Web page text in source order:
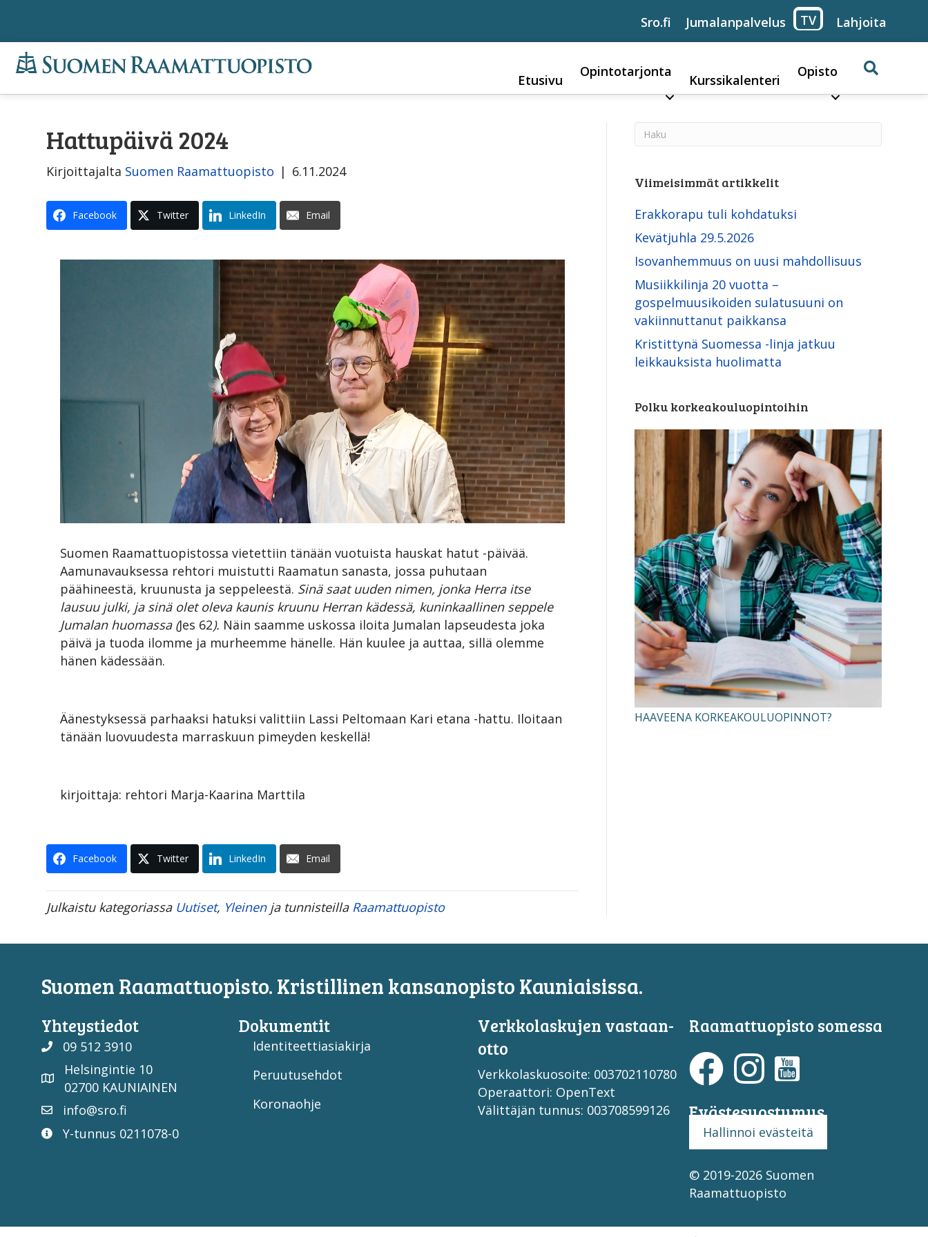
Sro.fi Jumalanpalvelus TV Lahjoita
Etusivu
Opintotarjonta
Kurssikalenteri
Opisto
Hattupäivä 2024
Kirjoittajalta Suomen Raamattuopisto | 6.11.2024
Facebook Twitter LinkedIn Email
Suomen Raamattuopistossa vietettiin tänään vuotuista hauskat hatut -päivää.
Aamunavauksessa rehtori muistutti Raamatun sanasta, jossa puhutaan
päähineestä, kruunusta ja seppeleestä. Sinä saat uuden nimen, jonka Herra itse
lausuu julki, ja sinä olet oleva kaunis kruunu Herran kädessä, kuninkaallinen seppele
Jumalan huomassa (Jes 62). Näin saamme uskossa iloita Jumalan lapseudesta joka
päivä ja tuoda ilomme ja murheemme hänelle. Hän kuulee ja auttaa, sillä olemme
hänen kädessään.
Äänestyksessä parhaaksi hatuksi valittiin Lassi Peltomaan Kari etana -hattu. Iloitaan
tänään luovuudesta marraskuun pimeyden keskellä!
kirjoittaja: rehtori Marja-Kaarina Marttila
Facebook Twitter LinkedIn Email
Julkaistu kategoriassa Uutiset, Yleinenja tunnisteilla Raamattuopisto
Viimeisimmät artikkelit
Erakkorapu tuli kohdatuksi
Kevätjuhla 29.5.2026
Isovanhemmuus on uusi mahdollisuus
Musiikkilinja 20 vuotta –
gospelmuusikoiden sulatusuuni on
vakiinnuttanut paikkansa
Kristittynä Suomessa -linja ­jatkuu
leikkauksista huolimatta
Polku korkeakouluopintoihin
HAAVEENA KORKEAKOULUOPINNOT?
Suomen Raamattuopisto. Kristillinen kansanopisto Kauniaisissa.
Yhteystiedot
09 512 3910
Helsingintie 10
02700 KAUNIAINEN
info@sro.fi
Y-tunnus 0211078-0
Dokumentit
Identiteettiasiakirja
Peruutusehdot
Koronaohje
Verkko­laskujen vastaan­
otto
Verkkolaskuosoite: 003702110780
Operaattori: OpenText
Välittäjän tunnus: 003708599126
Raamattuopisto somessa
Evästesuostumus
Hallinnoi evästeitä
© 2019-2026 Suomen
Raamattuopisto